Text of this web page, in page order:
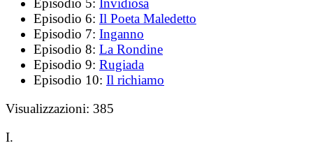
Episodio 6: Il Poeta Maledetto
Episodio 7: Inganno
Episodio 8: La Rondine
Episodio 9: Rugiada
Episodio 10: Il richiamo
Visualizzazioni: 385
I.